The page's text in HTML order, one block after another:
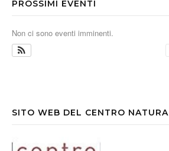
PROSSIMI EVENTI
Non ci sono eventi imminenti.
SITO WEB DEL CENTRO